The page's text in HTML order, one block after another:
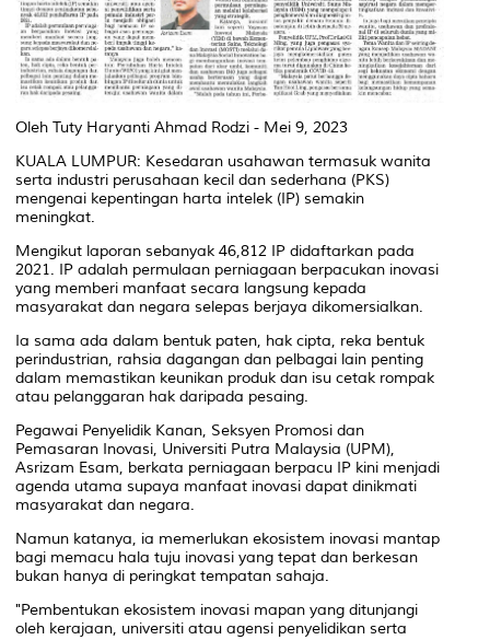
Oleh Tuty Haryanti Ahmad Rodzi - Mei 9, 2023
KUALA LUMPUR: Kesedaran usahawan termasuk wanita
serta industri perusahaan kecil dan sederhana (PKS)
mengenai kepentingan harta intelek (IP) semakin
meningkat.
Mengikut laporan sebanyak 46,812 IP didaftarkan pada
2021. IP adalah permulaan perniagaan berpacukan inovasi
yang memberi manfaat secara langsung kepada
masyarakat dan negara selepas berjaya dikomersialkan.
Ia sama ada dalam bentuk paten, hak cipta, reka bentuk
perindustrian, rahsia dagangan dan pelbagai lain penting
dalam memastikan keunikan produk dan isu cetak rompak
atau pelanggaran hak daripada pesaing.
Pegawai Penyelidik Kanan, Seksyen Promosi dan
Pemasaran Inovasi, Universiti Putra Malaysia (UPM),
Asrizam Esam, berkata perniagaan berpacu IP kini menjadi
agenda utama supaya manfaat inovasi dapat dinikmati
masyarakat dan negara.
Namun katanya, ia memerlukan ekosistem inovasi mantap
bagi memacu hala tuju inovasi yang tepat dan berkesan
bukan hanya di peringkat tempatan sahaja.
"Pembentukan ekosistem inovasi mapan yang ditunjangi
oleh kerajaan, universiti atau agensi penyelidikan serta